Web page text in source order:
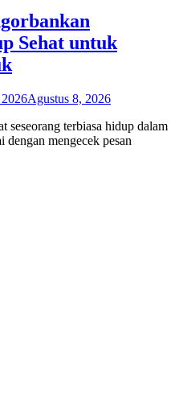
Sehat untuk
Agustus 8, 2026
seseorang terbiasa hidup dalam
dengan mengecek pesan